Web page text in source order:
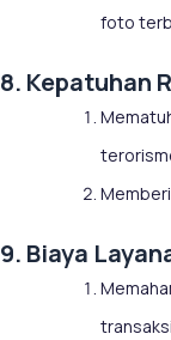
foto
8. Kepatuhan
9. Biaya